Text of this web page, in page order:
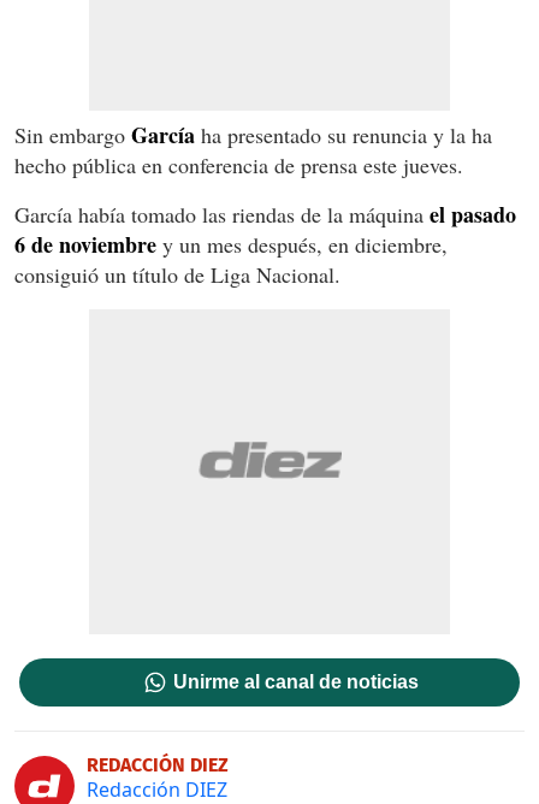
Sin embargo García ha presentado su renuncia y la ha
hecho pública en conferencia de prensa este jueves.
García había tomado las riendas de la máquina el pasado
6 de noviembre y un mes después, en diciembre,
consiguió un título de Liga Nacional.
Unirme al canal de noticias
REDACCIÓN DIEZ
Redacción DIEZ